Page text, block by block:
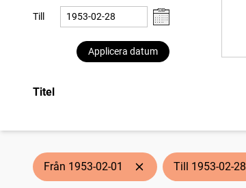
Till
Applicera datum
Titel
Från 1953-02-01 Till 1953-02-28